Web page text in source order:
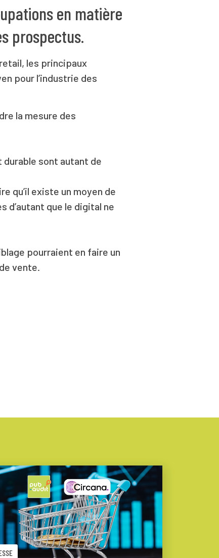
en matière
prospectus.
les principaux
pour l’industrie des
la mesure des
durable sont autant de
qu’il existe un moyen de
d’autant que le digital ne
pourraient en faire un
vente.